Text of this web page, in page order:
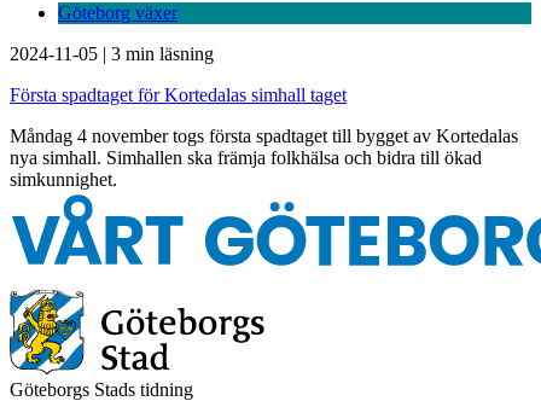
Göteborg växer
2024-11-05 | 3 min läsning
Första spadtaget för Kortedalas simhall taget
Måndag 4 november togs första spadtaget till bygget av Kortedalas
nya simhall. Simhallen ska främja folkhälsa och bidra till ökad
simkunnighet.
Göteborgs Stads tidning